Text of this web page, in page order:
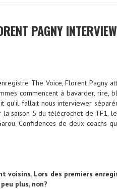
PAGNY
The Voice, Florent Pagny
commencent à bavarder, rire,
fallait nous interviewer
saison 5 du télécrochet de TF1,
Confidences de deux coachs
voisins. Lors des premiers
plus, non?